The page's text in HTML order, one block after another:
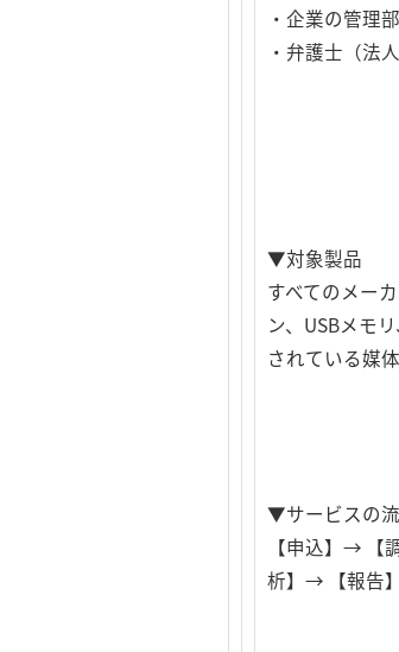
・企業の管理
・弁護士（法
▼対象製品
すべてのメー
ン、USBメモ
されている媒
▼サービスの
【申込】→
析】→ 【報告